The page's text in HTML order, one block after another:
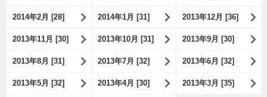
2014年2月 [28] 2014年1月 [31] 2013年12月 [36]
2013年11月 [30] 2013年10月 [31] 2013年9月 [30]
2013年8月 [31] 2013年7月 [32] 2013年6月 [32]
2013年5月 [32] 2013年4月 [30] 2013年3月 [35]